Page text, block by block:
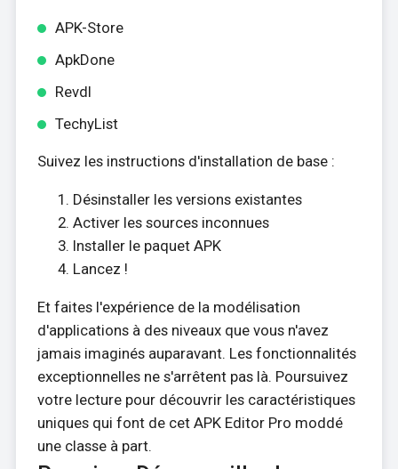
APK-Store
ApkDone
Revdl
TechyList
Suivez les instructions d'installation de base :
Désinstaller les versions existantes
Activer les sources inconnues
Installer le paquet APK
Lancez !
Et faites l'expérience de la modélisation
d'applications à des niveaux que vous n'avez
jamais imaginés auparavant. Les fonctionnalités
exceptionnelles ne s'arrêtent pas là. Poursuivez
votre lecture pour découvrir les caractéristiques
uniques qui font de cet APK Editor Pro moddé
une classe à part.